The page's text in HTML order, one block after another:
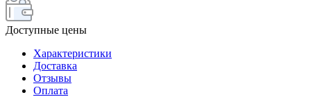
Доступные цены
Характеристики
Доставка
Отзывы
Оплата